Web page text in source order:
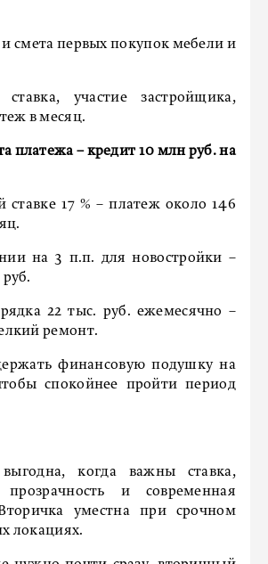
смета первых покупок мебели и
участие застройщика,
в месяц.
платежа – кредит 10 млн руб. на
ставке 17 % – платеж около 146
на 3 п.п. для новостройки –
22 тыс. руб. ежемесячно –
ремонт.
финансовую подушку на
спокойнее пройти период
выгодна, когда важны ставка,
прозрачность и современная
уместна при срочном
локациях.